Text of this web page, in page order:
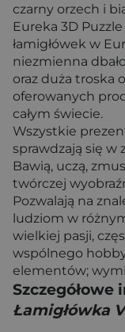
czarny orzech i
Eureka 3D
łamigłówek w
niezmienna
oraz duża troska
oferowanych
całym świecie.
Wszystkie
sprawdzają się w
Bawią, uczą,
twórczej
Pozwalają na
ludziom w
wielkiej pasji,
wspólnego hobby.
elementów;
Łamigłówka